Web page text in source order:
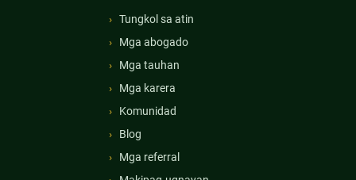
Tungkol sa atin
Mga abogado
Mga tauhan
Mga karera
Komunidad
Blog
Mga referral